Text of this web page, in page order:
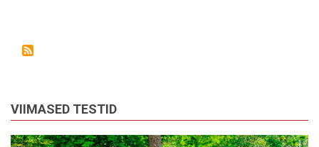
VIIMASED TESTID